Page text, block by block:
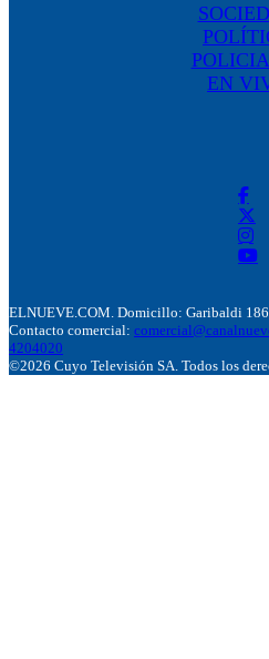
EN
ELNUEVE.COM. Domicillo: Garibaldi
Contacto comercial:
4204020
©2026 Cuyo Televisión SA. Todos los